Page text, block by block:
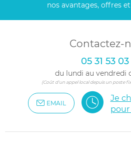
nos avantages, offres
Contactez-
05 31 53
du lundi au vendredi
(Coût d'un appel local depuis un poste
EMAIL
Je
pour